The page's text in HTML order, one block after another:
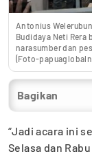
Antonius
Budidaya Neti Rera
narasumber dan
(Foto-
Bagikan
“Jadi acara ini
Selasa dan